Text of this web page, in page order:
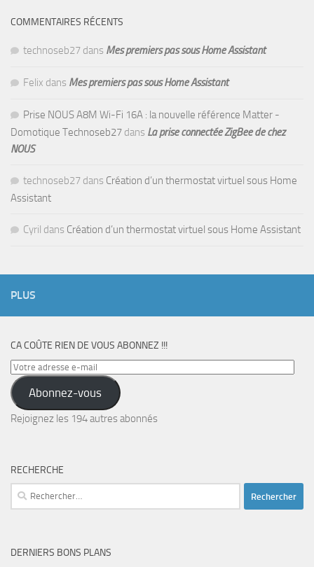
COMMENTAIRES RÉCENTS
technoseb27 dans Mes premiers pas sous Home Assistant
Felix dans Mes premiers pas sous Home Assistant
Prise NOUS A8M Wi-Fi 16A : la nouvelle référence Matter -
Domotique Technoseb27 dans La prise connectée ZigBee de chez
NOUS
technoseb27 dans Création d’un thermostat virtuel sous Home
Assistant
Cyril dans Création d’un thermostat virtuel sous Home Assistant
PLUS
CA COÛTE RIEN DE VOUS ABONNEZ !!!
Votre
adresse
e-
mail
Abonnez-vous
Rejoignez les 194 autres abonnés
RECHERCHE
Rechercher :
DERNIERS BONS PLANS